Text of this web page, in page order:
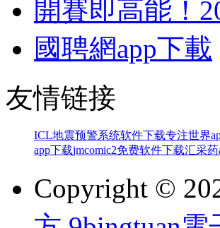
開賽即高能！
國聘網app下載
友情链接
ICL地震预警系统软件下载专注世界
app下载jmcomic2免费软件下载汇采
Copyright ©